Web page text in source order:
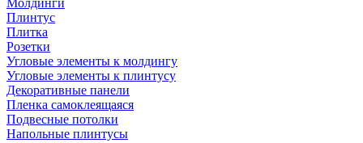
Молдинги
Плинтус
Плитка
Розетки
Угловые элементы к молдингу
Угловые элементы к плинтусу
Декоративные панели
Пленка самоклеящаяся
Подвесные потолки
Напольные плинтусы